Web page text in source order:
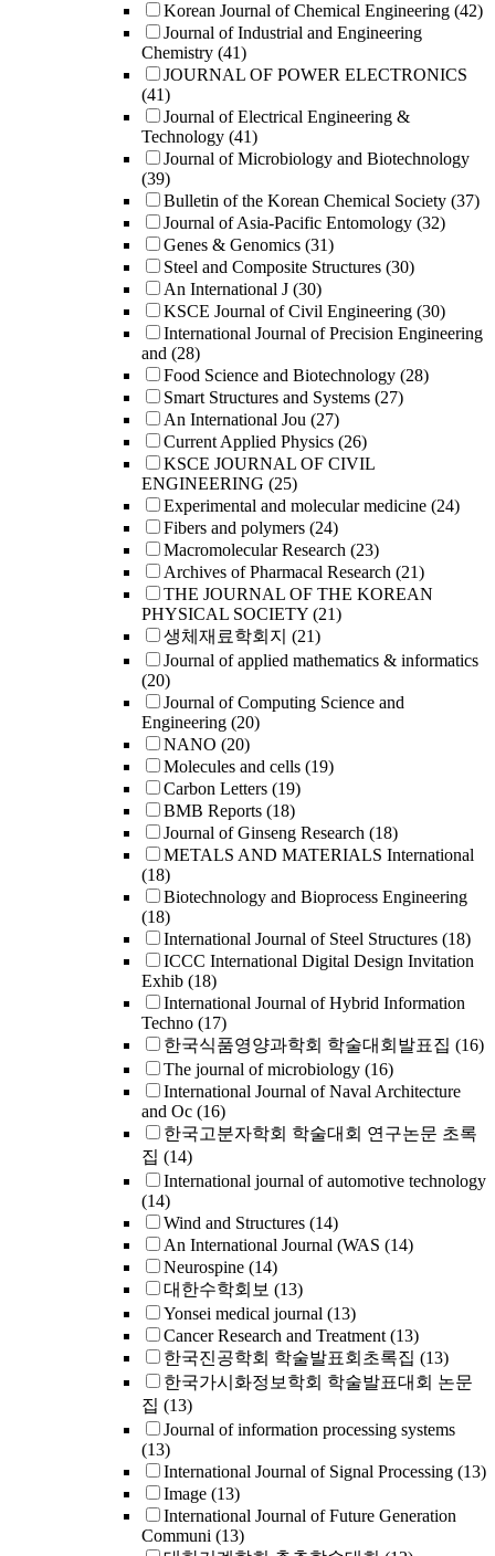
Korean Journal of Chemical Engineering (42)
Journal of Industrial and Engineering
Chemistry (41)
JOURNAL OF POWER ELECTRONICS
(41)
Journal of Electrical Engineering &
Technology (41)
Journal of Microbiology and Biotechnology
(39)
Bulletin of the Korean Chemical Society (37)
Journal of Asia-Pacific Entomology (32)
Genes & Genomics (31)
Steel and Composite Structures (30)
An International J (30)
KSCE Journal of Civil Engineering (30)
International Journal of Precision Engineering
and (28)
Food Science and Biotechnology (28)
Smart Structures and Systems (27)
An International Jou (27)
Current Applied Physics (26)
KSCE JOURNAL OF CIVIL
ENGINEERING (25)
Experimental and molecular medicine (24)
Fibers and polymers (24)
Macromolecular Research (23)
Archives of Pharmacal Research (21)
THE JOURNAL OF THE KOREAN
PHYSICAL SOCIETY (21)
생체재료학회지 (21)
Journal of applied mathematics & informatics
(20)
Journal of Computing Science and
Engineering (20)
NANO (20)
Molecules and cells (19)
Carbon Letters (19)
BMB Reports (18)
Journal of Ginseng Research (18)
METALS AND MATERIALS International
(18)
Biotechnology and Bioprocess Engineering
(18)
International Journal of Steel Structures (18)
ICCC International Digital Design Invitation
Exhib (18)
International Journal of Hybrid Information
Techno (17)
한국식품영양과학회 학술대회발표집 (16)
The journal of microbiology (16)
International Journal of Naval Architecture
and Oc (16)
한국고분자학회 학술대회 연구논문 초록
집 (14)
International journal of automotive technology
(14)
Wind and Structures (14)
An International Journal (WAS (14)
Neurospine (14)
대한수학회보 (13)
Yonsei medical journal (13)
Cancer Research and Treatment (13)
한국진공학회 학술발표회초록집 (13)
한국가시화정보학회 학술발표대회 논문
집 (13)
Journal of information processing systems
(13)
International Journal of Signal Processing (13)
Image (13)
International Journal of Future Generation
Communi (13)